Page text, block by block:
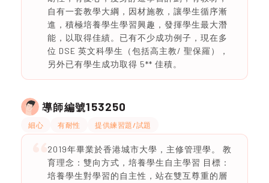
自有一套教學大綱，因材施教，讓學生循序漸
進，積極培養學生學習興趣，發揮學生最大潛
能，以取得佳績。已有不少成功例子，現在多
位 DSE 英文科學生（包括高主教/ 聖保羅），
另外已有學生成功取得 5** 佳積。
導師編號153250
細心 有耐性 提供練習題/試題
2019年畢業於香港城市大學，主修管理學。 教
育理念：雙向方式，培養學生自主學習 目標：
培養學生對學習的自主性，站在雙互尊重的層